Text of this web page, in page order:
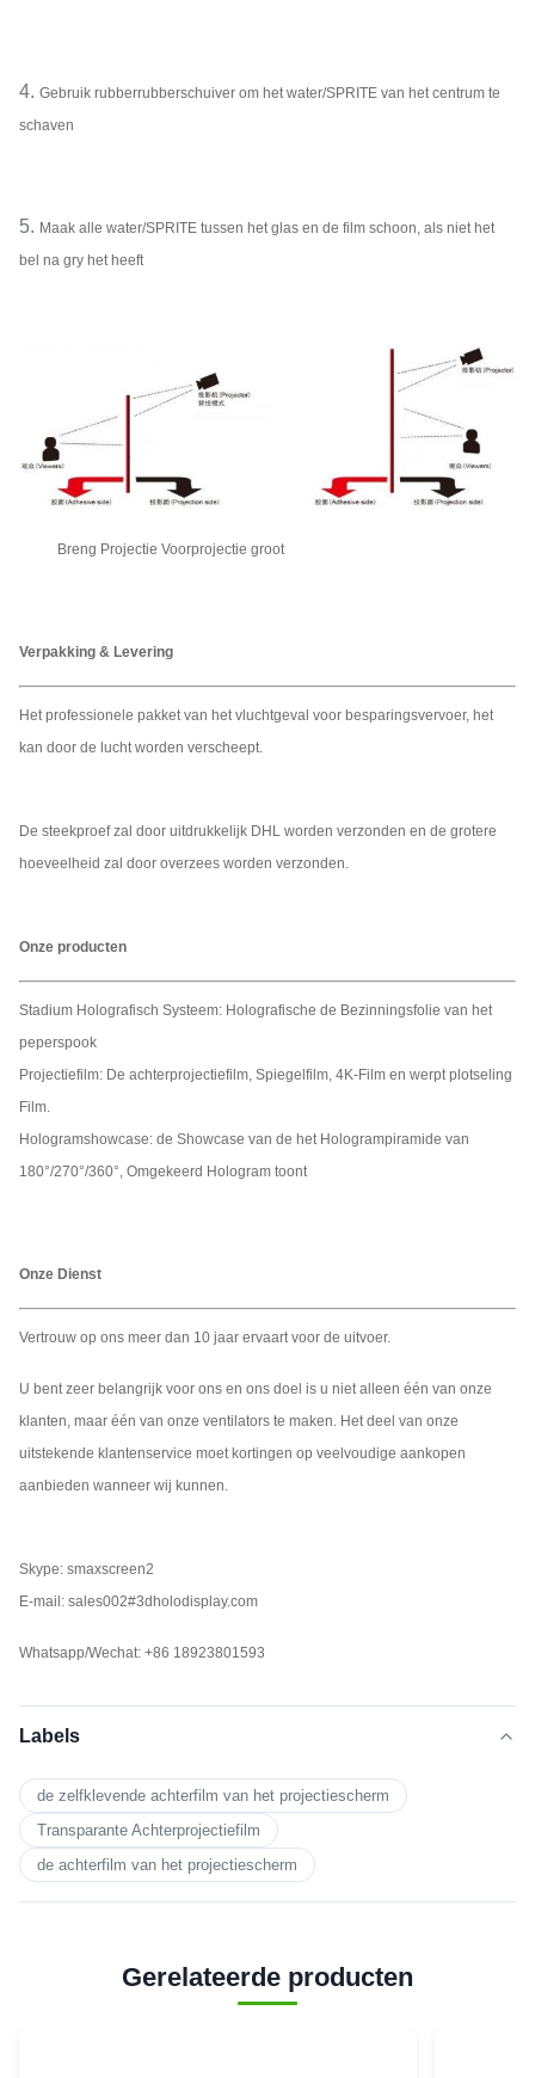
4. Gebruik rubberrubberschuiver om het water/SPRITE van het centrum te
schaven
5. Maak alle water/SPRITE tussen het glas en de film schoon, als niet het
bel na gry het heeft
Breng Projectie Voorprojectie groot
Verpakking & Levering
Het professionele pakket van het vluchtgeval voor besparingsvervoer, het
kan door de lucht worden verscheept.
De steekproef zal door uitdrukkelijk DHL worden verzonden en de grotere
hoeveelheid zal door overzees worden verzonden.
Onze producten
Stadium Holografisch Systeem: Holografische de Bezinningsfolie van het
peperspook
Projectiefilm: De achterprojectiefilm, Spiegelfilm, 4K-Film en werpt plotseling
Film.
Hologramshowcase: de Showcase van de het Hologrampiramide van
180°/270°/360°, Omgekeerd Hologram toont
Onze Dienst
Vertrouw op ons meer dan 10 jaar ervaart voor de uitvoer.
U bent zeer belangrijk voor ons en ons doel is u niet alleen één van onze
klanten, maar één van onze ventilators te maken. Het deel van onze
uitstekende klantenservice moet kortingen op veelvoudige aankopen
aanbieden wanneer wij kunnen.
Skype: smaxscreen2
E-mail: sales002#3dholodisplay.com
Whatsapp/Wechat: +86 18923801593
Labels
de zelfklevende achterfilm van het projectiescherm
Transparante Achterprojectiefilm
de achterfilm van het projectiescherm
Gerelateerde producten